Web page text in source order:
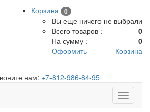
Корзина 0
Вы еще ничего не выбрали
Всего товаров :
0
На сумму :
0
Оформить
Корзина
нам: +7-812-986-84-95
Toggle